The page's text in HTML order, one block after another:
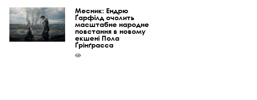
Месник: Ендрю
Ґарфілд очолить
масштабне народне
повстання в новому
екшені Пола
Ґрінґрасса